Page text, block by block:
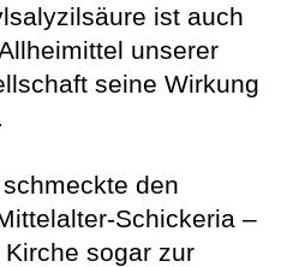
ist auch
unserer
seine Wirkung
den
Schickeria –
sogar zur